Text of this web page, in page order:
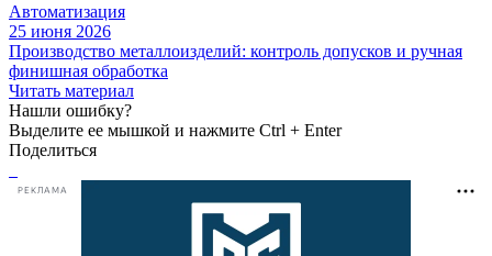
Автоматизация
25 июня 2026
Производство металлоизделий: контроль допусков и ручная
финишная обработка
Читать материал
Нашли ошибку?
Выделите ее мышкой и нажмите Ctrl + Enter
Поделиться
РЕКЛАМА